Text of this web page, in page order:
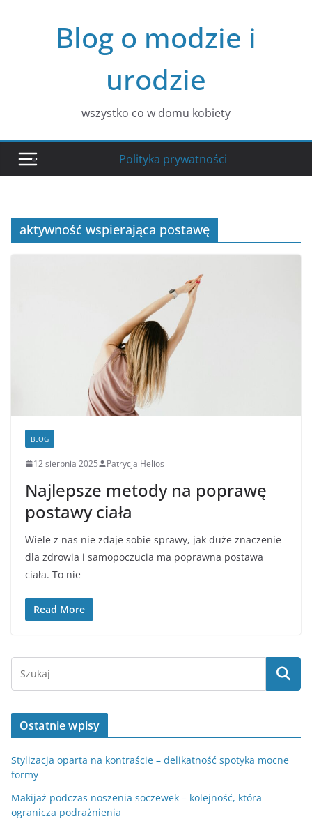
Blog o modzie i
urodzie
wszystko co w domu kobiety
Polityka prywatności
aktywność wspierająca postawę
BLOG
12 sierpnia 2025 Patrycja Helios
Najlepsze metody na poprawę
postawy ciała
Wiele z nas nie zdaje sobie sprawy, jak duże znaczenie
dla zdrowia i samopoczucia ma poprawna postawa
ciała. To nie
Read More
Ostatnie wpisy
Stylizacja oparta na kontraście – delikatność spotyka mocne
formy
Makijaż podczas noszenia soczewek – kolejność, która
ogranicza podrażnienia